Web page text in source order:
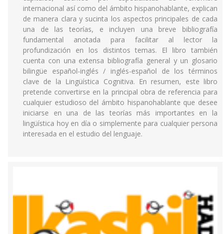
internacional así como del ámbito hispanohablante, explican
de manera clara y sucinta los aspectos principales de cada
una de las teorías, e incluyen una breve bibliografía
fundamental anotada para facilitar al lector la
profundización en los distintos temas. El libro también
cuenta con una extensa bibliografía general y un glosario
bilingüe español-inglés / inglés-español de los términos
clave de la Lingüística Cognitiva. En resumen, este libro
pretende convertirse en la principal obra de referencia para
cualquier estudioso del ámbito hispanohablante que desee
iniciarse en una de las teorías más importantes en la
lingüística hoy en día o simplemente para cualquier persona
interesada en el estudio del lenguaje.